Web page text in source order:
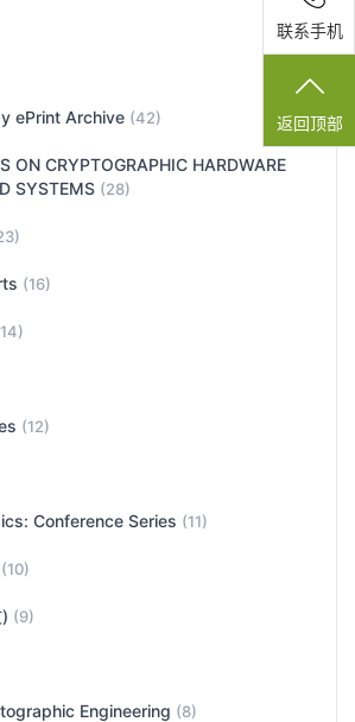
ePrint Archive (42)
ON CRYPTOGRAPHIC HARDWARE
SYSTEMS (28)
(16)
(12)
Conference Series (11)
(10)
(9)
Engineering (8)
联系手机
返回顶部